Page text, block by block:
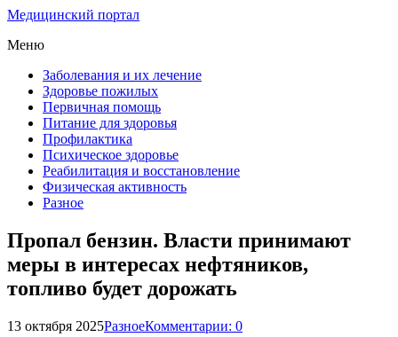
Медицинский портал
Меню
Заболевания и их лечение
Здоровье пожилых
Первичная помощь
Питание для здоровья
Профилактика
Психическое здоровье
Реабилитация и восстановление
Физическая активность
Разное
Пропал бензин. Власти принимают
меры в интересах нефтяников,
топливо будет дорожать
13 октября 2025РазноеКомментарии: 0